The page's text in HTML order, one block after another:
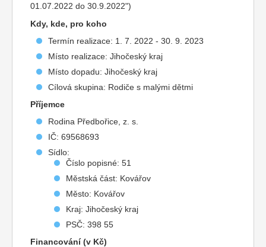
01.07.2022 do 30.9.2022")
Kdy, kde, pro koho
Termín realizace: 1. 7. 2022 - 30. 9. 2023
Místo realizace: Jihočeský kraj
Místo dopadu: Jihočeský kraj
Cílová skupina: Rodiče s malými dětmi
Příjemce
Rodina Předbořice, z. s.
IČ: 69568693
Sídlo:
Číslo popisné: 51
Městská část: Kovářov
Město: Kovářov
Kraj: Jihočeský kraj
PSČ: 398 55
Financování (v Kč)